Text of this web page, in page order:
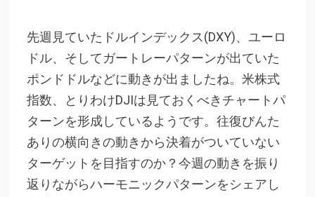
先週見ていたドルインデックス(DXY)、ユーロ
ドル、そしてガートレーパターンが出ていた
ポンドドルなどに動きが出ましたね。米株式
指数、とりわけDJIは見ておくべきチャートパ
ターンを形成しているようです。往復びんた
ありの横向きの動きから決着がついていない
ターゲットを目指すのか？今週の動きを振り
返りながらハーモニックパターンをシェアし